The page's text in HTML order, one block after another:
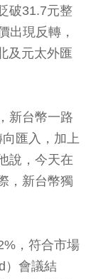
破31.7元整
出現反轉，
及元太外匯
新台幣一路
匯入，加上
說，今天在
，新台幣獨
，符合市場
）會議結